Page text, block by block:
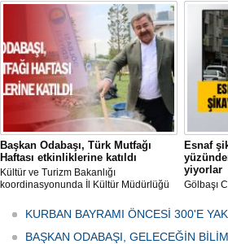
her gün
Başkan Odabaşı, Türk Mutfağı
Haftası etkinliklerine katıldı
Kültür ve Turizm Bakanlığı
koordinasyonunda İl Kültür Müdürlüğü
Haftası" etkinlikleri Ankara'da devam
ediyor.
Esnaf
yiyorlar
Gölbaşı
bulunan
KURBAN BAYRAMI ÖNCESİ 300'E
BAŞKAN ODABAŞI, GELECEĞİN